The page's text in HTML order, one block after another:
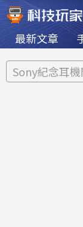
最新文章
Sony紀念耳